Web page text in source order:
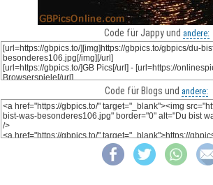
Code für Jappy und andere:
Code für Blogs und andere: